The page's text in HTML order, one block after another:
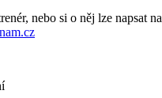
nebo si o něj lze napsat na